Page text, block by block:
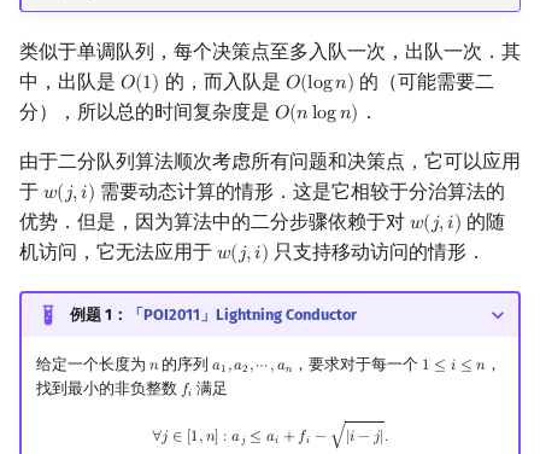
类似于单调队列，每个决策点至多入队一次，出队一次．其
中，出队是 𝑂(1)
O(1) 的，而入队是 𝑂(log𝑛)
O(logn)
的（可能需要二
分），所以总的时间复杂度是 𝑂(𝑛log𝑛)
O(nlogn) ．
由于二分队列算法顺次考虑所有问题和决策点，它可以应用
于 𝑤(𝑗,𝑖)
w(j,i)
需要动态计算的情形．这是它相较于分治算法的
优势．但是，因为算法中的二分步骤依赖于对 𝑤(𝑗,𝑖)
w(j,i)
的随
机访问，它无法应用于 𝑤(𝑗,𝑖)
w(j,i) 只支持移动访问的情形．
例题 1： 「POI2011」Lightning Conductor
给定一个长度为 𝑛
n的序列𝑎1 ,𝑎2 ,⋯ ,𝑎𝑛
a1 ,a2, ⋯, an ，要求对于每一个 1 ≤ 𝑖 ≤ 𝑛
1 ≤i≤ n
，
找到最小的非负整数 𝑓𝑖
f 满足
∀𝑗 ∈ [1,𝑛] : 𝑎𝑗 ≤ 𝑎𝑖 +𝑓𝑖 − √|𝑖 − 𝑗|.
∈ a f− .